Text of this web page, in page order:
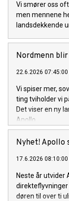
Vi smører oss
men mennene
landsdekkende
Nordmenn
22.6.2026 07:45:00
Vi spiser mer,
ting tviholder vi
Det viser en ny
Apollo.
Nyhet! Apollo
17.6.2026 08:10:00
Neste år utvider
direkteflyvninger
døren til over ti